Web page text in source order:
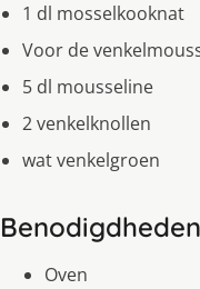
1 dl mosselkooknat
Voor de
5 dl mousseline
2 venkelknollen
wat venkelgroen
Benodigdheden
Oven